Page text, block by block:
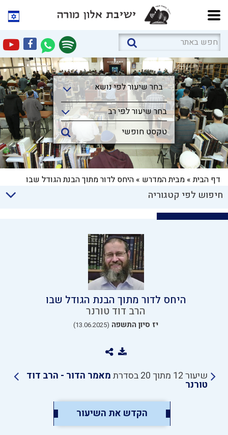
בחר שיעור לפי נושא
בחר שיעור לפי נושא
בחר שיעור לפי רב
דף הבית» מבית המדרש » היחס לדור מתוך הבנת הגודל שבו
חיפוש לפי קטגוריה
היחס לדור מתוך הבנת הגודל שבו
הרב דוד טורנר
יז סיון התשפה (13.06.2025)
שיעור 12 מתוך 20 בסדרת מאמר הדור - הרב דוד
טורנר
הקדש את השיעור